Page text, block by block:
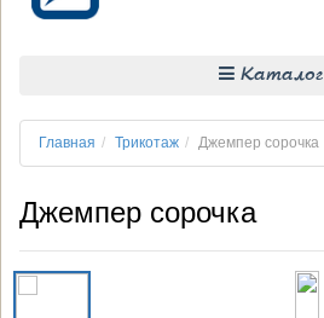
Каталог
Главная Трикотаж Джемпер сорочка
Джемпер сорочка